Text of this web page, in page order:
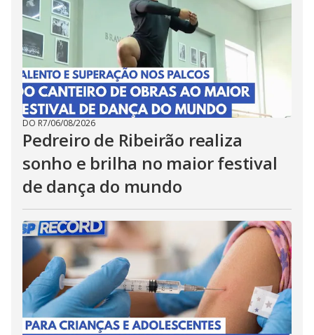
DO R7/06/08/2026
Pedreiro de Ribeirão realiza
sonho e brilha no maior festival
de dança do mundo